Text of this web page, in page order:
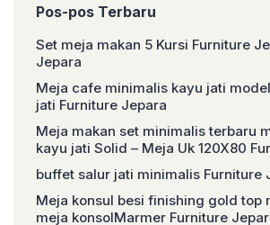
Pos-pos Terbaru
Set meja makan 5 Kursi Furniture
Jepara
Meja cafe minimalis kayu jati
jati Furniture Jepara
Meja makan set minimalis terbaru
kayu jati Solid – Meja Uk 120X80
buffet salur jati minimalis Furniture
Meja konsul besi finishing gold top
meja konsolMarmer Furniture